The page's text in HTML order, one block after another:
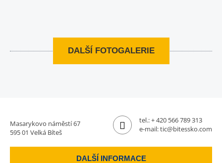
DALŠÍ FOTOGALERIE
Masarykovo náměstí 67
595 01 Velká Bíteš
tel.:+ 420 566 789 313
e-mail:tic@bitessko.com
DALŠÍ INFORMACE